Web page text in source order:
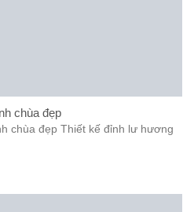
chùa đẹp
chùa đẹp Thiết kế đỉnh lư hương